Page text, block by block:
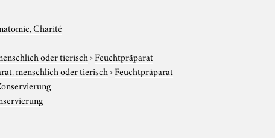
Charité
oder tierisch›Feuchtpräparat
menschlich oder tierisch›Feuchtpräparat